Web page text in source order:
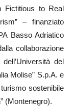
Fictitious to Real
– finanziato
Basso Adriatico
collaborazione
del
Molise” S.p.A. e
sostenibile
(Montenegro).